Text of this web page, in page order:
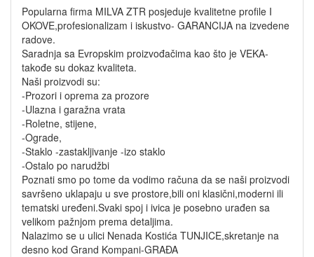
Popularna firma MILVA ZTR posjeduje kvalitetne profile I
OKOVE,profesionalizam i iskustvo- GARANCIJA na izvedene
radove.
Saradnja sa Evropskim proizvođačima kao što je VEKA-
takođe su dokaz kvaliteta.
Naši proizvodi su:
-Prozori i oprema za prozore
-Ulazna i garažna vrata
-Roletne, stijene,
-Ograde,
-Staklo -zastakljivanje -izo staklo
-Ostalo po narudžbi
Poznati smo po tome da vodimo računa da se naši proizvodi
savršeno uklapaju u sve prostore,bili oni klasični,moderni ili
tematski uređeni.Svaki spoj i ivica je posebno urađen sa
velikom pažnjom prema detaljima.
Nalazimo se u ulici Nenada Kostića TUNJICE,skretanje na
desno kod Grand Kompani-GRAĐA